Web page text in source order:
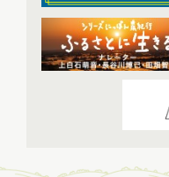
2024年4月配信(6)
2024年5月配信(6)